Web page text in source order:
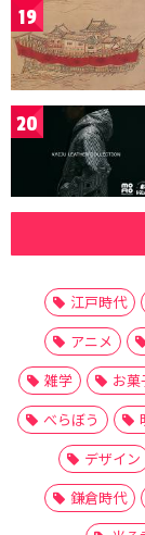
19
20
江戸時代
アニメ
雑学
お菓
べらぼう
デザイン
鎌倉時代